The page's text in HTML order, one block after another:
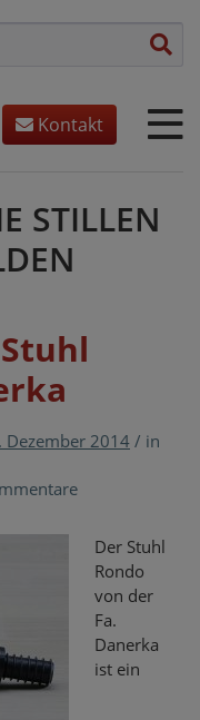
Kontakt
STILLEN
Dezember 2014/ in
Der Stuhl
Rondo
von der
Fa.
Danerka
ist ein